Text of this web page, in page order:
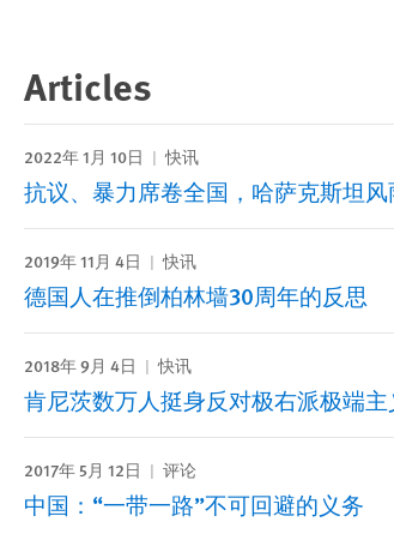
Articles
2022年 1月 10日 快讯
抗议、暴力席卷全国，哈萨克斯坦
2019年 11月 4日 快讯
德国人在推倒柏林墙30周年的反思
2018年 9月 4日 快讯
肯尼茨数万人挺身反对极右派极端主
2017年 5月 12日 评论
中国：“一带一路”不可回避的义务